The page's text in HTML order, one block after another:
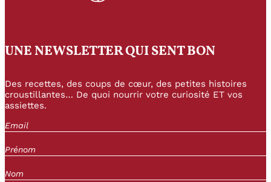
UNE NEWSLETTER QUI SENT BON
Des recettes, des coups de cœur, des petites histoires
croustillantes… De quoi nourrir votre curiosité ET vos
assiettes.